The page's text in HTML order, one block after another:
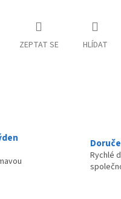
ZEPTAT SE HLÍDAT
Rychlé